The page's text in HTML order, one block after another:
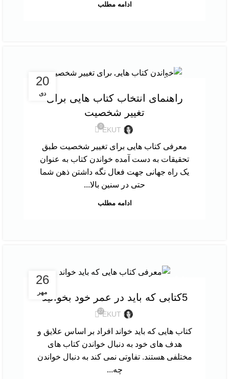
ادامه مطلب
20
دی
معرفی کتاب,نقد و بررسی کتاب
راهنمای انتخاب کتاب هایی برای
تغییر شخصیت
EKUT
0
معرفی کتاب هایی برای تغییر شخصیت طبق
تحقیقات به دست آمده خواندن کتاب به عنوان
یک راه جهانی جهت فعال نگه داشتن ذهن شما
حتی در سنین بالا...
ادامه مطلب
26
مهر
معرفی کتاب,نقد و بررسی کتاب
5کتابی که باید در عمر خود بخوانید
EKUT
27
کتاب‌ هایی که باید خواند افراد بر اساس علایق و
هدف‌ های خود به دنبال خواندن کتاب‌ های
مختلفی هستند. تفاوتی نمی‌ کند به دنبال خواندن
چه...